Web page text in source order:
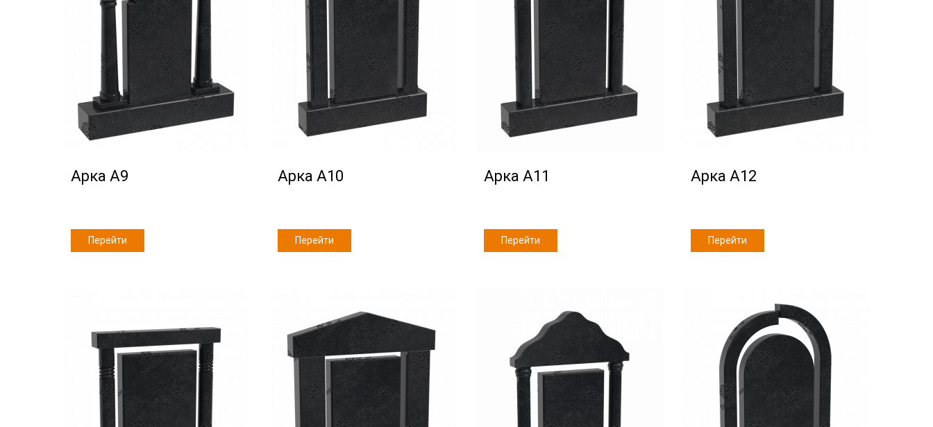
Арка А9
Перейти
Арка А10
Перейти
Арка А11
Перейти
Арка А12
Перейти